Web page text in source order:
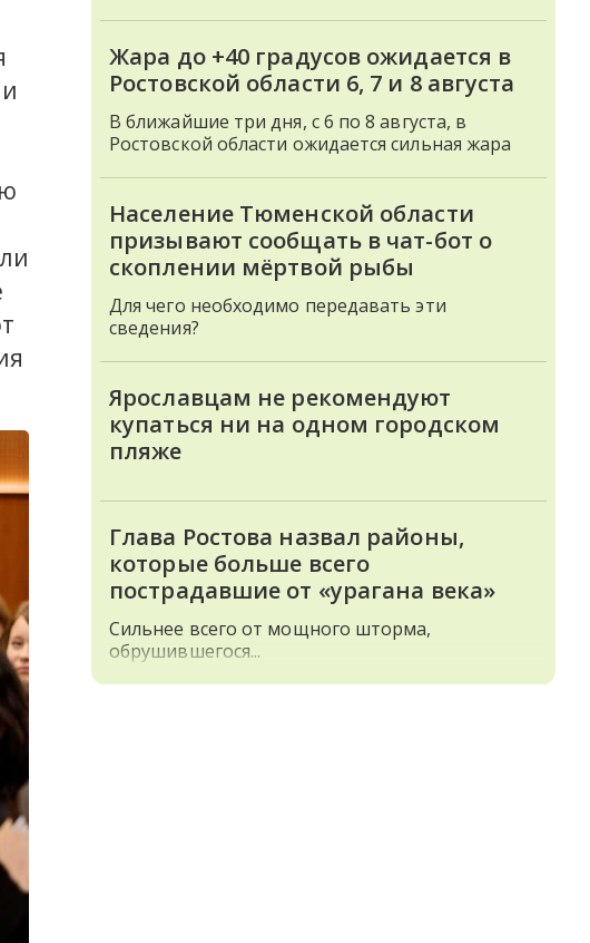
Жара до +40 градусов ожидается в
Ростовской области 6, 7 и 8 августа
В ближайшие три дня, с 6 по 8 августа, в
Ростовской области ожидается сильная жара
Население Тюменской области
призывают сообщать в чат-бот о
скоплении мёртвой рыбы
Для чего необходимо передавать эти
сведения?
Ярославцам не рекомендуют
купаться ни на одном городском
пляже
Глава Ростова назвал районы,
которые больше всего
пострадавшие от «урагана века»
Сильнее всего от мощного шторма,
обрушившегося...